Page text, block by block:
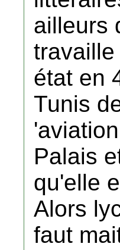
ailleurs
état en
Tunis
Palais
qu'elle
Alors
faut